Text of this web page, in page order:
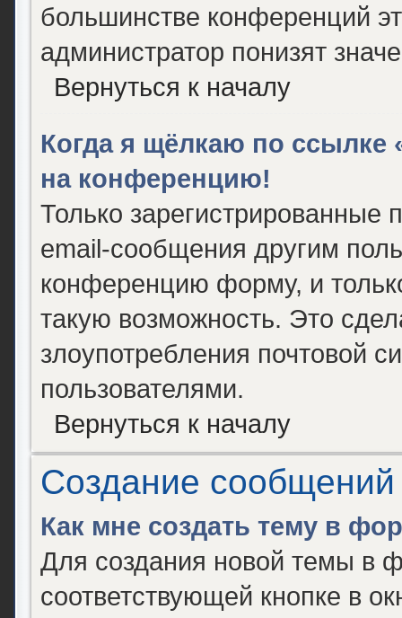
большинстве конференций
администратор понизят
Вернуться к началу
Когда я щёлкаю по ссылке
на конференцию!
Только зарегистрированные
email-сообщения другим
конференцию форму, и
такую возможность. Это
злоупотребления почтовой
пользователями.
Вернуться к началу
Создание сообщений
Как мне создать тему в
Для создания новой темы в
соответствующей кнопке в